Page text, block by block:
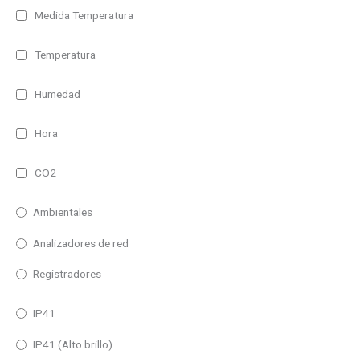
Medida Temperatura
Temperatura
Humedad
Hora
CO2
Ambientales
Analizadores de red
Registradores
IP41
IP41 (Alto brillo)